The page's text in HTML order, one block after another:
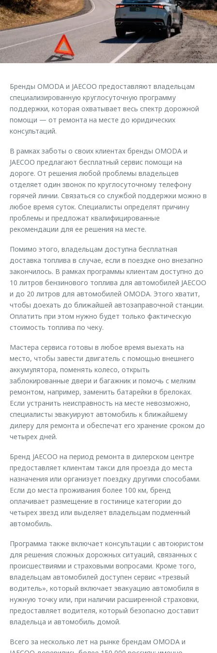
Страхование
Кредитный калькулятор
Аксессуары
Одежда и сувениры
Запчасти
Трейд-ин
Калькулятор трейд-ин
Клиентская поддержка
O&J Автоклуб
Клуб владельцев OMODA
Приложение O&J
Одежда и сувениры
Оригинальные аксессуары
Запчасти
Обратная связь
Бренды OMODA и JAECOO предоставляют владельцам
специализированную круглосуточную программу
поддержки, которая охватывает весь спектр дорожной
помощи — от ремонта на месте до юридических
консультаций.
В рамках заботы о своих клиентах бренды OMODA и
JAECOO предлагают бесплатный сервис помощи на
дороге. От решения любой проблемы владельцев
отделяет один звонок по круглосуточному телефону
горячей линии. Связаться со службой поддержки можно в
любое время суток. Специалисты определят причину
проблемы и предложат квалифицированные
рекомендации для ее решения на месте.
Помимо этого, владельцам доступна бесплатная
доставка топлива в случае, если в поездке оно внезапно
закончилось. В рамках программы клиентам доступно до
10 литров бензинового топлива для автомобилей JAECOO
и до 20 литров для автомобилей OMODA. Этого хватит,
чтобы доехать до ближайшей автозаправочной станции.
Оплатить при этом нужно будет только фактическую
стоимость топлива по чеку.
Мастера сервиса готовы в любое время выехать на
место, чтобы завести двигатель с помощью внешнего
аккумулятора, поменять колесо, открыть
заблокированные двери и багажник и помочь с мелким
ремонтом, например, заменить батарейки в брелоках.
Если устранить неисправность на месте невозможно,
специалисты эвакуируют автомобиль к ближайшему
дилеру для ремонта и обеспечат его хранение сроком до
четырех дней.
Бренд JAECOO на период ремонта в дилерском центре
предоставляет клиентам такси для проезда до места
назначения или организует поездку другими способами.
Если до места проживания более 100 км, бренд
оплачивает размещение в гостинице категории до
четырех звезд или выделяет владельцам подменный
автомобиль.
Программа также включает консультации с автоюристом
для решения сложных дорожных ситуаций, связанных с
происшествиями и страховыми вопросами. Кроме того,
владельцам автомобилей доступен сервис «трезвый
водитель», который включает эвакуацию автомобиля в
нужную точку или, при наличии расширенной страховки,
предоставляет водителя, который безопасно доставит
владельца и автомобиль домой.
Всего за несколько лет на рынке брендам OMODA и